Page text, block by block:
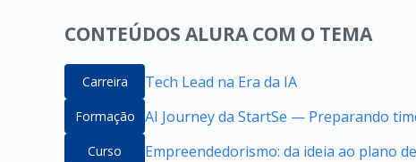
CONTEÚDOS ALURA COM O TEMA
Carreira Tech Lead na Era da IA
Formação AI Journey da StartSe — Preparando
Curso Empreendedorismo: da ideia ao plano